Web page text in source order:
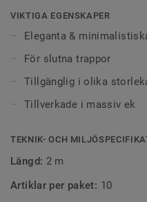
VIKTIGA EGENSKAPER
Eleganta &
För slutna trappor
Tillgänglig i olika
Tillverkade i massiv ek
TEKNIK- OCH
Längd: 2 m
Artiklar per paket: 10